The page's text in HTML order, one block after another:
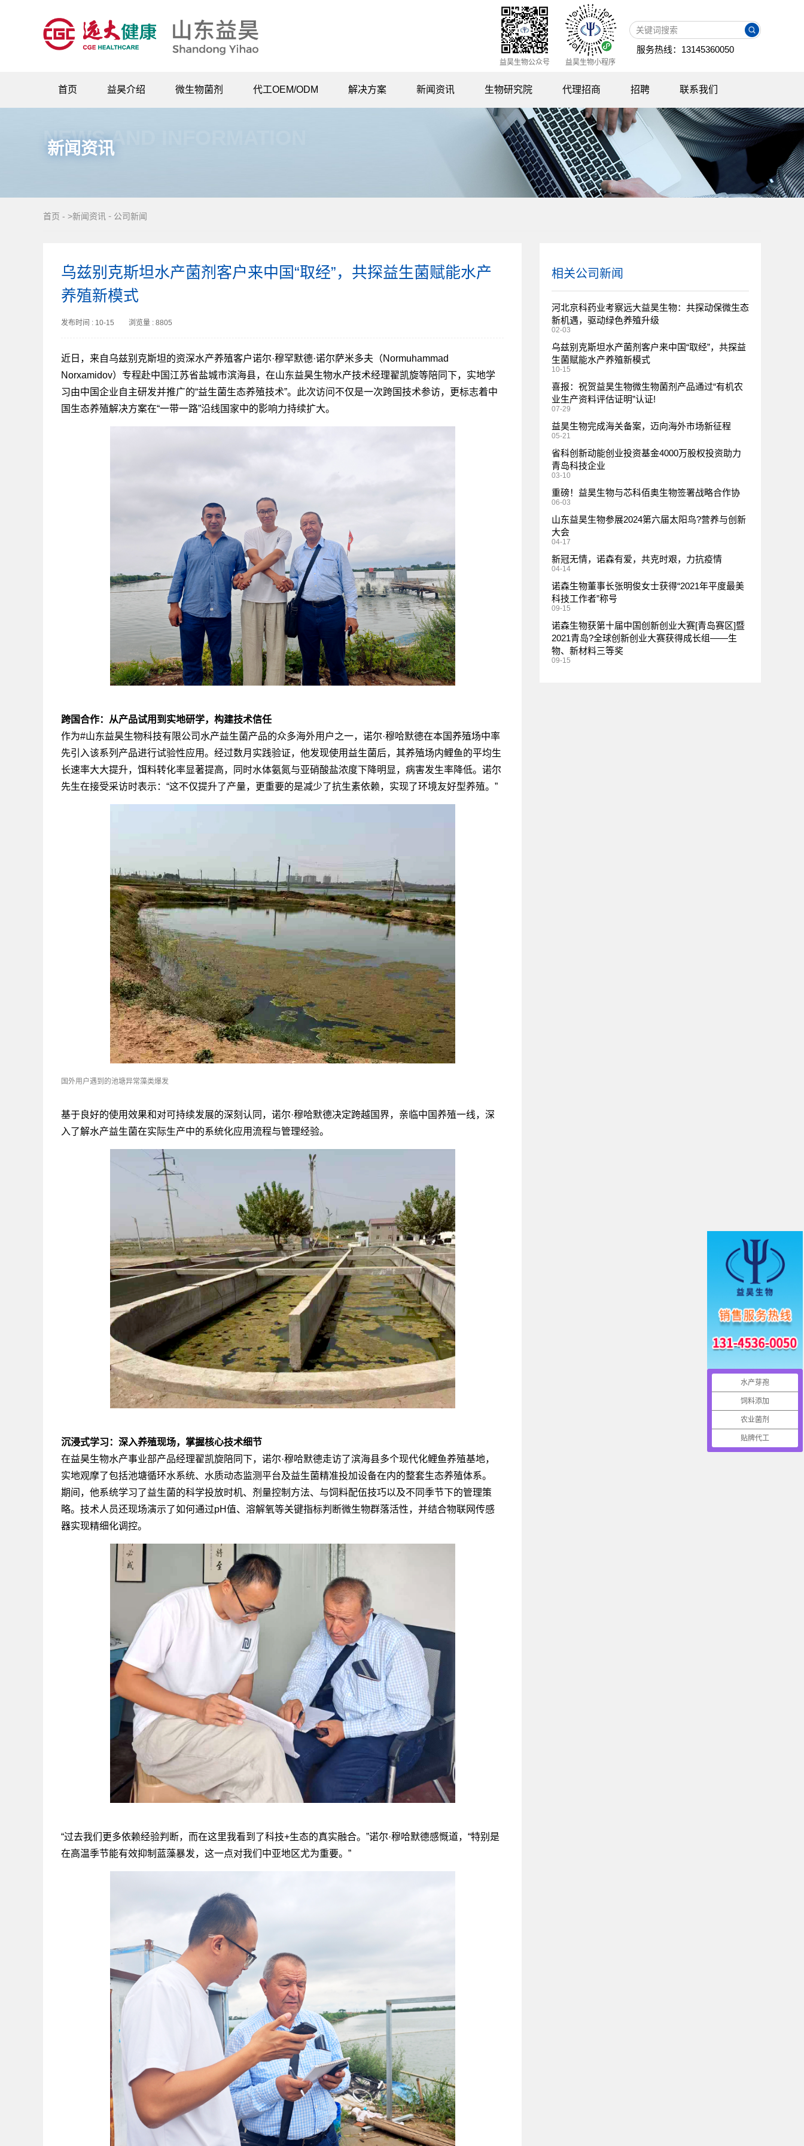
益昊生物公众号 益昊生物小程序
服务热线：13145360050
首页 益昊介绍
企业风采
微生物菌剂 代工OEM/ODM 解决方案 新闻资讯 生物研究院 代理招商
资料下载
代理政策
招聘
招聘信息
员工成长
联系我们
NEWS AND INFORMATION
新闻资讯
首页 - >新闻资讯 - 公司新闻
乌兹别克斯坦水产菌剂客户来中国“取经”，共探益生菌赋能水产
养殖新模式
发布时间 : 10-15 浏览量 : 8805
近日，来自乌兹别克斯坦的资深水产养殖客户诺尔·穆罕默德·诺尔萨米多夫（Normuhammad
Norxamidov）专程赴中国江苏省盐城市滨海县，在山东益昊生物水产技术经理翟凯旋等陪同下，实地学
习由中国企业自主研发并推广的“益生菌生态养殖技术”。此次访问不仅是一次跨国技术参访，更标志着中
国生态养殖解决方案在“一带一路”沿线国家中的影响力持续扩大。
跨国合作：从产品试用到实地研学，构建技术信任
作为#山东益昊生物科技有限公司水产益生菌产品的众多海外用户之一，诺尔·穆哈默德在本国养殖场中率
先引入该系列产品进行试验性应用。经过数月实践验证，他发现使用益生菌后，其养殖场内鲤鱼的平均生
长速率大大提升，饵料转化率显著提高，同时水体氨氮与亚硝酸盐浓度下降明显，病害发生率降低。诺尔
先生在接受采访时表示：“这不仅提升了产量，更重要的是减少了抗生素依赖，实现了环境友好型养殖。”
国外用户遇到的池塘异常藻类爆发
基于良好的使用效果和对可持续发展的深刻认同，诺尔·穆哈默德决定跨越国界，亲临中国养殖一线，深
入了解水产益生菌在实际生产中的系统化应用流程与管理经验。
沉浸式学习：深入养殖现场，掌握核心技术细节
在益昊生物水产事业部产品经理翟凯旋陪同下，诺尔·穆哈默德走访了滨海县多个现代化鲤鱼养殖基地，
实地观摩了包括池塘循环水系统、水质动态监测平台及益生菌精准投加设备在内的整套生态养殖体系。
期间，他系统学习了益生菌的科学投放时机、剂量控制方法、与饲料配伍技巧以及不同季节下的管理策
略。技术人员还现场演示了如何通过pH值、溶解氧等关键指标判断微生物群落活性，并结合物联网传感
器实现精细化调控。
“过去我们更多依赖经验判断，而在这里我看到了科技+生态的真实融合。”诺尔·穆哈默德感慨道，“特别是
在高温季节能有效抑制蓝藻暴发，这一点对我们中亚地区尤为重要。”
相关公司新闻
河北京科药业考察远大益昊生物：共探动保微生态
新机遇，驱动绿色养殖升级
02-03
乌兹别克斯坦水产菌剂客户来中国“取经”，共探益
生菌赋能水产养殖新模式
10-15
喜报：祝贺益昊生物微生物菌剂产品通过“有机农
业生产资料评估证明”认证!
07-29
益昊生物完成海关备案，迈向海外市场新征程
05-21
省科创新动能创业投资基金4000万股权投资助力
青岛科技企业
03-10
重磅！益昊生物与芯科佰奥生物签署战略合作协
06-03
山东益昊生物参展2024第六届太阳鸟?营养与创新
大会
04-17
新冠无情，诺森有爱，共克时艰，力抗疫情
04-14
诺森生物董事长张明俊女士获得“2021年平度最美
科技工作者”称号
09-15
诺森生物获第十届中国创新创业大赛[青岛赛区]暨
2021青岛?全球创新创业大赛获得成长组——生
物、新材料三等奖
09-15
水产芽孢
饲料添加
农业菌剂
贴牌代工